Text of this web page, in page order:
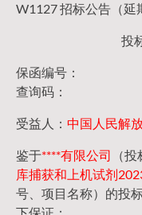
W1127 招标公告（延
投
保函编号：
查询码：
受益人： 中国人民解
鉴于****有限公司 （
库捕获和上机试剂
号、项目名称）的投